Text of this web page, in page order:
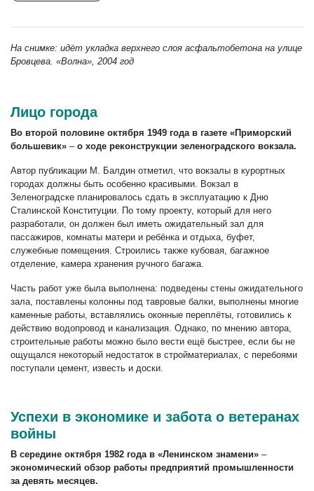
На снимке: идёт укладка верхнего слоя асфальтобетона на улице
Бровцева. «Волна», 2004 год
Лицо города
Во второй половине октября 1949 года в газете «Приморский
большевик» –о ходе реконструкции зеленоградского вокзала.
Автор публикации М. Балдин отметил, что вокзалы в курортных
городах должны быть особенно красивыми. Вокзал в
Зеленоградске планировалось сдать в эксплуатацию к Дню
Сталинской Конституции. По тому проекту, который для него
разработали, он должен был иметь ожидательный зал для
пассажиров, комнаты матери и ребёнка и отдыха, буфет,
служебные помещения. Строились также кубовая, багажное
отделение, камера хранения ручного багажа.
Часть работ уже была выполнена: подведены стены ожидательного
зала, поставлены колонны под тавровые балки, выполнены многие
каменные работы, вставлялись оконные переплёты, готовились к
действию водопровод и канализация. Однако, по мнению автора,
строительные работы можно было вести ещё быстрее, если бы не
ощущался некоторый недостаток в стройматериалах, с перебоями
поступали цемент, известь и доски.
Успехи в экономике и забота о ветеранах
войны
В середине октября 1982 года в «Ленинском знамени» –
экономический обзор работы предприятий промышленности
за девять месяцев.